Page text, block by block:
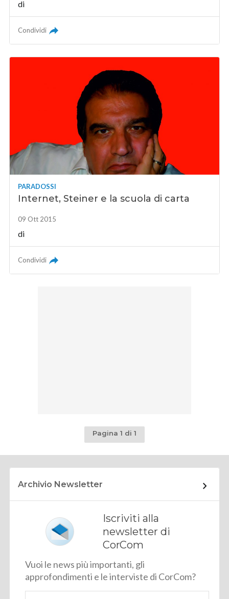
di
Condividi
PARADOSSI
Internet, Steiner e la scuola di carta
09 Ott 2015
di
Condividi
Pagina 1 di 1
Archivio Newsletter
Iscriviti alla
newsletter di
CorCom
Vuoi le news più importanti, gli
approfondimenti e le interviste di CorCom?